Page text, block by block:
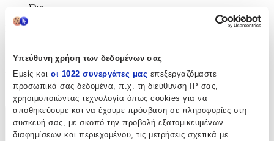
Υπεύθυνη χρήση των δεδομένων σας
Εμείς και οι 1022 συνεργάτες μας επεξεργαζόμαστε
προσωπικά σας δεδομένα, π.χ. τη διεύθυνση IP σας,
χρησιμοποιώντας τεχνολογία όπως cookies για να
αποθηκεύουμε και να έχουμε πρόσβαση σε πληροφορίες στη
συσκευή σας, με σκοπό την προβολή εξατομικευμένων
διαφημίσεων και περιεχομένου, τις μετρήσεις σχετικά με
Όχι
Κατασκευαστής
Χρώμα
Κόκκινο
Χαρακτηριστικά